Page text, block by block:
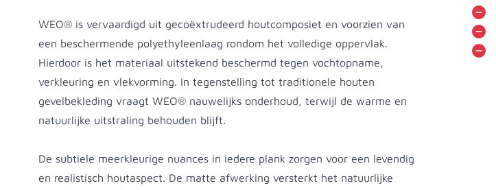
WEO® is vervaardigd uit gecoëxtrudeerd houtcomposiet en voorzien van
een beschermende polyethyleenlaag rondom het volledige oppervlak.
Hierdoor is het materiaal uitstekend beschermd tegen vochtopname,
verkleuring en vlekvorming. In tegenstelling tot traditionele houten
gevelbekleding vraagt WEO® nauwelijks onderhoud, terwijl de warme en
natuurlijke uitstraling behouden blijft.
De subtiele meerkleurige nuances in iedere plank zorgen voor een levendig
en realistisch houtaspect. De matte afwerking versterkt het natuurlijke